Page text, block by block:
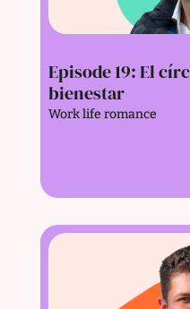
Episode 19: El
bienestar
Work life romance